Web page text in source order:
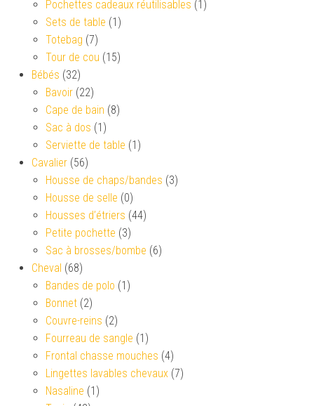
Pochettes cadeaux réutilisables (1)
Sets de table (1)
Totebag (7)
Tour de cou (15)
Bébés (32)
Bavoir (22)
Cape de bain (8)
Sac à dos (1)
Serviette de table (1)
Cavalier (56)
Housse de chaps/bandes (3)
Housse de selle (0)
Housses d’étriers (44)
Petite pochette (3)
Sac à brosses/bombe (6)
Cheval (68)
Bandes de polo (1)
Bonnet (2)
Couvre-reins (2)
Fourreau de sangle (1)
Frontal chasse mouches (4)
Lingettes lavables chevaux (7)
Nasaline (1)